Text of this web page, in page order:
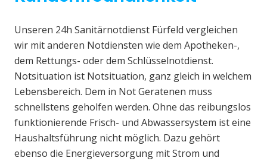
Unseren 24h Sanitärnotdienst Fürfeld vergleichen
wir mit anderen Notdiensten wie dem Apotheken-,
dem Rettungs- oder dem Schlüsselnotdienst.
Notsituation ist Notsituation, ganz gleich in welchem
Lebensbereich. Dem in Not Geratenen muss
schnellstens geholfen werden. Ohne das reibungslos
funktionierende Frisch- und Abwassersystem ist eine
Haushaltsführung nicht möglich. Dazu gehört
ebenso die Energieversorgung mit Strom und